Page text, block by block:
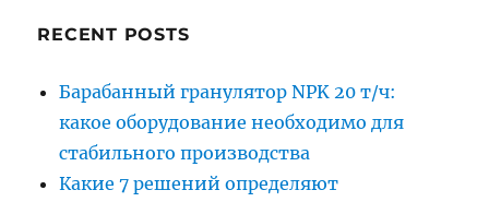
RECENT POSTS
Барабанный гранулятор NPK 20 т/ч:
какое оборудование необходимо для
стабильного производства
Какие 7 решений определяют